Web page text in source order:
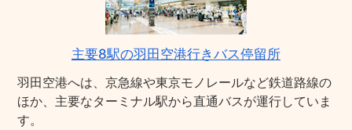
主要8駅の羽田空港行きバス停留所
羽田空港へは、京急線や東京モノレールなど鉄道路線の
ほか、主要なターミナル駅から直通バスが運行していま
す。